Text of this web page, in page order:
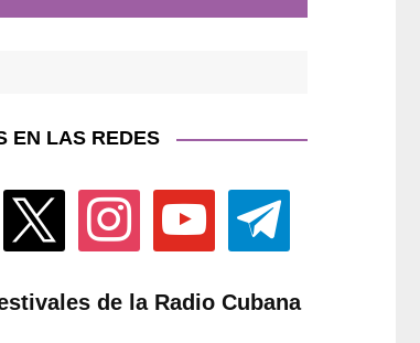
EN LAS REDES
instagram youtube telegram
de la Radio Cubana